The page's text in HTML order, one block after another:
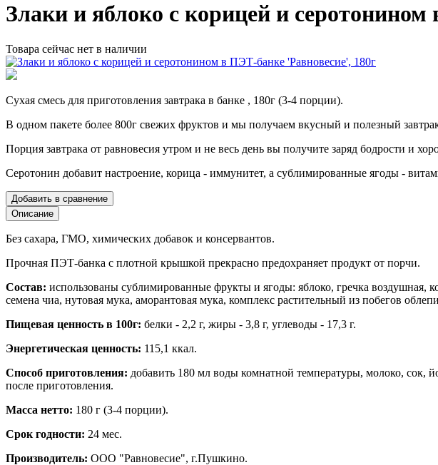
Злаки и яблоко с корицей и
Товара сейчас нет в наличии
Сухая смесь для приготовления завтрака в банке , 180г (3-4 порции).
В одном пакете более 800г свежих фруктов и мы получаем вкусный и полезный
Порция завтрака от равновесия утром и не весь день вы получите заряд бодрости и
Серотонин добавит настроение, корица - иммунитет, а сублимированные ягоды -
Добавить в сравнение
Описание
Без сахара, ГМО, химических добавок и консервантов.
Прочная ПЭТ-банка с плотной крышкой прекрасно предохраняет продукт от порчи.
Состав: использованы сублимированные фрукты и ягоды: яблоко, гречка воздушная,
семена чиа, нутовая мука, аморантовая мука, комплекс растительный из побегов
Пищевая ценность в 100г: белки - 2,2 г, жиры - 3,8 г, углеводы - 17,3 г.
Энергетическая ценность: 115,1 ккал.
Способ приготовления: добавить 180 мл воды комнатной температуры, молоко, сок,
после приготовления.
Масса нетто: 180 г (3-4 порции).
Срок годности: 24 мес.
Производитель: ООО "Равновесие", г.Пушкино.